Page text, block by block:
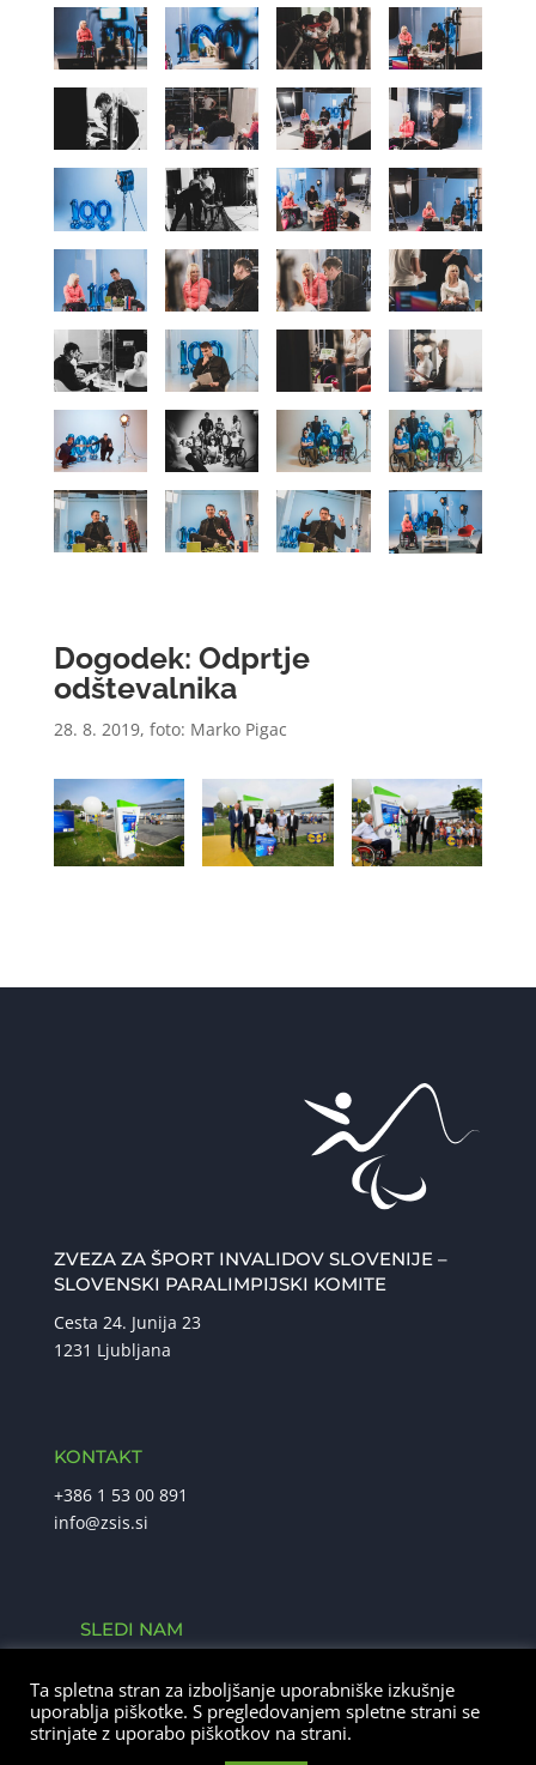
Dogodek: Odprtje
odštevalnika
28. 8. 2019, foto: Marko Pigac
ZVEZA ZA ŠPORT INVALIDOV SLOVENIJE –
SLOVENSKI PARALIMPIJSKI KOMITE
Cesta 24. Junija 23
1231 Ljubljana
KONTAKT
+386 1 53 00 891
info@zsis.si
SLEDI NAM
Ta spletna stran za izboljšanje uporabniške izkušnje
uporablja piškotke. S pregledovanjem spletne strani se
strinjate z uporabo piškotkov na strani.